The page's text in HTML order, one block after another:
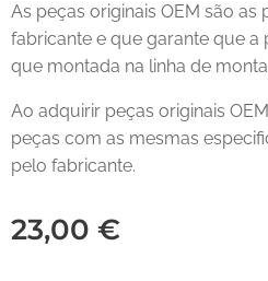
As peças originais OEM são as
fabricante e que garante que a
que montada na linha de
Ao adquirir peças originais
peças com as mesmas
pelo fabricante.
23,00 €